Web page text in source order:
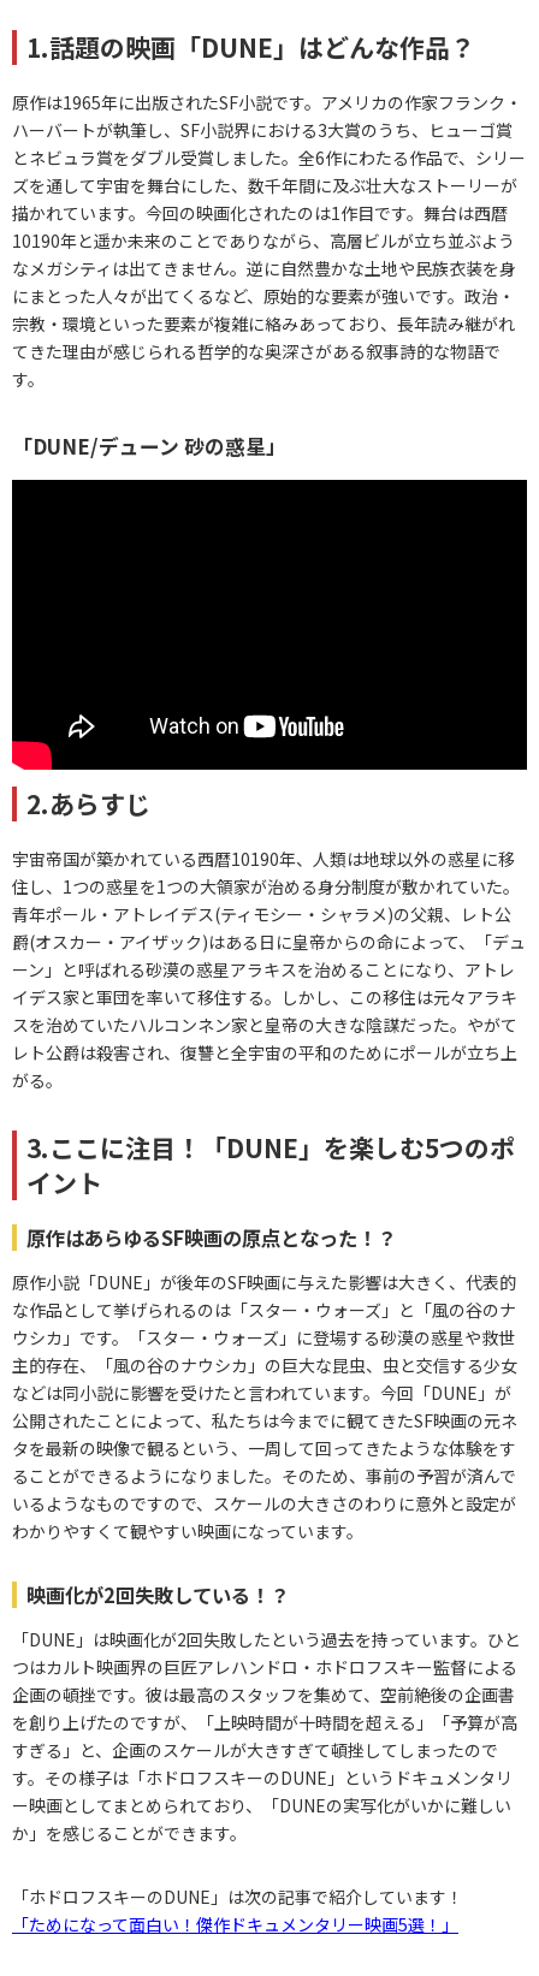
1.話題の映画「DUNE」はどんな作品？
原作は1965年に出版されたSF小説です。アメリカの作家フランク・
ハーバートが執筆し、SF小説界における3大賞のうち、ヒューゴ賞
とネビュラ賞をダブル受賞しました。全6作にわたる作品で、シリー
ズを通して宇宙を舞台にした、数千年間に及ぶ壮大なストーリーが
描かれています。今回の映画化されたのは1作目です。舞台は西暦
10190年と遥か未来のことでありながら、高層ビルが立ち並ぶよう
なメガシティは出てきません。逆に自然豊かな土地や民族衣装を身
にまとった人々が出てくるなど、原始的な要素が強いです。政治・
宗教・環境といった要素が複雑に絡みあっており、長年読み継がれ
てきた理由が感じられる哲学的な奥深さがある叙事詩的な物語で
す。
「DUNE/デューン 砂の惑星」
2.あらすじ
宇宙帝国が築かれている西暦10190年、人類は地球以外の惑星に移
住し、1つの惑星を1つの大領家が治める身分制度が敷かれていた。
青年ポール・アトレイデス(ティモシー・シャラメ)の父親、レト公
爵(オスカー・アイザック)はある日に皇帝からの命によって、「デュ
ーン」と呼ばれる砂漠の惑星アラキスを治めることになり、アトレ
イデス家と軍団を率いて移住する。しかし、この移住は元々アラキ
スを治めていたハルコンネン家と皇帝の大きな陰謀だった。やがて
レト公爵は殺害され、復讐と全宇宙の平和のためにポールが立ち上
がる。
3.ここに注目！「DUNE」を楽しむ5つのポ
イント
原作はあらゆるSF映画の原点となった！？
原作小説「DUNE」が後年のSF映画に与えた影響は大きく、代表的
な作品として挙げられるのは「スター・ウォーズ」と「風の谷のナ
ウシカ」です。「スター・ウォーズ」に登場する砂漠の惑星や救世
主的存在、「風の谷のナウシカ」の巨大な昆虫、虫と交信する少女
などは同小説に影響を受けたと言われています。今回「DUNE」が
公開されたことによって、私たちは今までに観てきたSF映画の元ネ
タを最新の映像で観るという、一周して回ってきたような体験をす
ることができるようになりました。そのため、事前の予習が済んで
いるようなものですので、スケールの大きさのわりに意外と設定が
わかりやすくて観やすい映画になっています。
映画化が2回失敗している！？
「DUNE」は映画化が2回失敗したという過去を持っています。ひと
つはカルト映画界の巨匠アレハンドロ・ホドロフスキー監督による
企画の頓挫です。彼は最高のスタッフを集めて、空前絶後の企画書
を創り上げたのですが、「上映時間が十時間を超える」「予算が高
すぎる」と、企画のスケールが大きすぎて頓挫してしまったので
す。その様子は「ホドロフスキーのDUNE」というドキュメンタリ
ー映画としてまとめられており、「DUNEの実写化がいかに難しい
か」を感じることができます。
「ホドロフスキーのDUNE」は次の記事で紹介しています！
「ためになって面白い！傑作ドキュメンタリー映画5選！」